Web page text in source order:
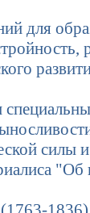
для
силы
"Об